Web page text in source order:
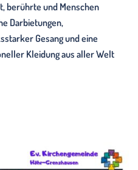
berührte und Menschen
Darbietungen,
Gesang und eine
Kleidung aus aller Welt